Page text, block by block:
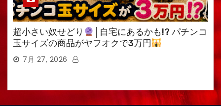
超小さい奴せどり
│自宅にあるかも!? パチンコ
玉サイズの商品がヤフオクで3万円
7月 27, 2026